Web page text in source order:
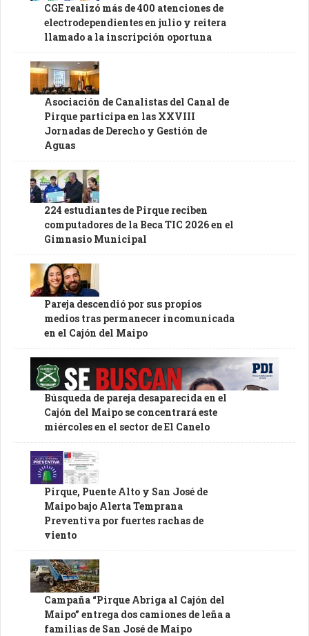
CGE realizó más de 400 atenciones de
electrodependientes en julio y reitera
llamado a la inscripción oportuna
Asociación de Canalistas del Canal de
Pirque participa en las XXVIII
Jornadas de Derecho y Gestión de
Aguas
224 estudiantes de Pirque reciben
computadores de la Beca TIC 2026 en el
Gimnasio Municipal
Pareja descendió por sus propios
medios tras permanecer incomunicada
en el Cajón del Maipo
Búsqueda de pareja desaparecida en el
Cajón del Maipo se concentrará este
miércoles en el sector de El Canelo
Pirque, Puente Alto y San José de
Maipo bajo Alerta Temprana
Preventiva por fuertes rachas de
viento
Campaña “Pirque Abriga al Cajón del
Maipo” entrega dos camiones de leña a
familias de San José de Maipo